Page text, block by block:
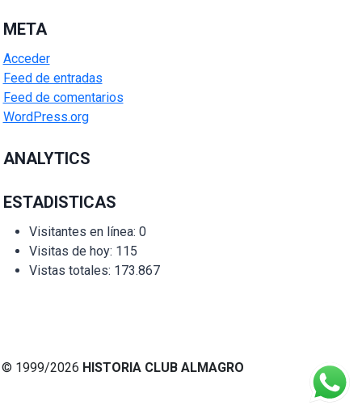
META
Acceder
Feed de entradas
Feed de comentarios
WordPress.org
ANALYTICS
ESTADISTICAS
Visitantes en línea: 0
Visitas de hoy: 115
Vistas totales: 173.867
© 1999/2026 HISTORIA CLUB ALMAGRO